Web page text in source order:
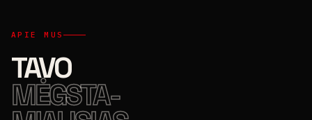
APIE MUS
TAVO
MĖGSTA-